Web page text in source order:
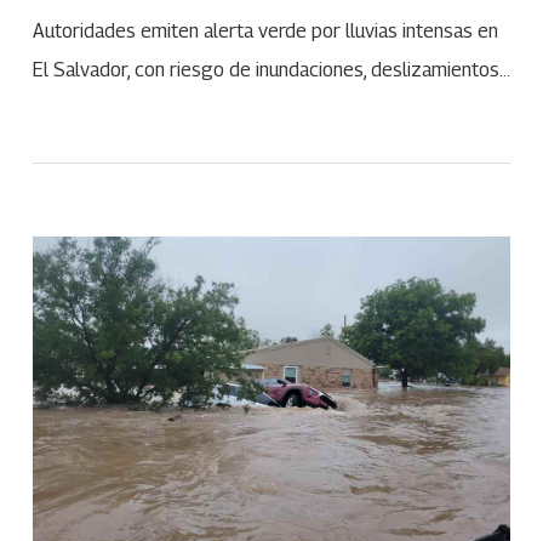
Autoridades emiten alerta verde por lluvias intensas en
El Salvador, con riesgo de inundaciones, deslizamientos…